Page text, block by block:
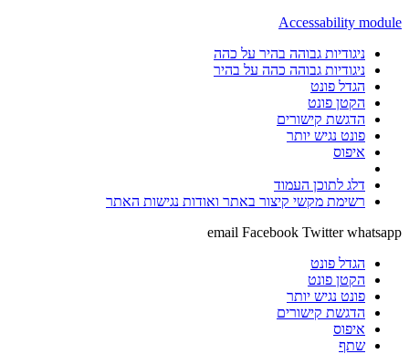
Accessability module
ניגודיות גבוהה בהיר על כהה
ניגודיות גבוהה כהה על בהיר
הגדל פונט
הקטן פונט
הדגשת קישורים
פונט נגיש יותר
איפוס
דלג לתוכן העמוד
רשימת מקשי קיצור באתר ואודות נגישות האתר
email Facebook Twitter whatsapp
הגדל פונט
הקטן פונט
פונט נגיש יותר
הדגשת קישורים
איפוס
שתף